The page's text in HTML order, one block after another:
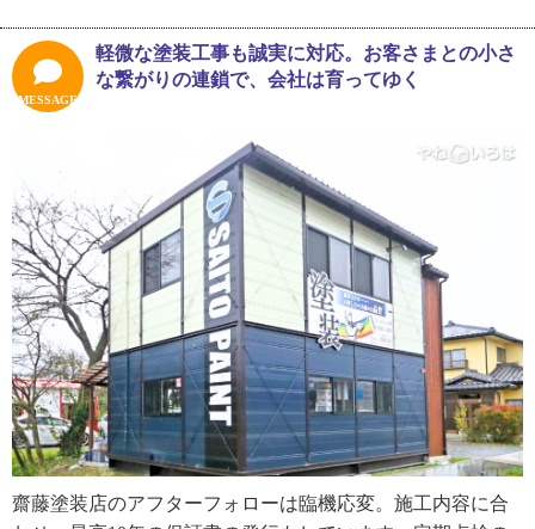
市に支店を構えることも視野に入れています。「宮城県で1
番の塗装店を目指して、これからも技術と信頼を積み重ね
ていきたいです」と力強く語ってくれました。
ないとと思いました」
また、齋藤さんは職人の身なりや現場での行動にも目を光
挨拶、喫煙する場合の配慮など、「常に齋藤塗装店のスタ
ッフである意識を忘れないように」と社員教育をしている
そうです。
「周囲に不快感を与えないよう、汚れた格好に対しては特
に気を付けています。朝と帰り、お客さまに挨拶をする時
はきれいな服装に着替えてから行く、汚れたユニフォーム
でコンビニや飲食店に入らないように指導しています。現
場で仕事以外の無駄話をしないなど、マナーも大事です
ね」
直したいという明確な不具合ではなく、「そろそろ塗装の
MESSAGE
軽微な塗装工事も誠実に対応。お客さまとの小さ
な繋がりの連鎖で、会社は育ってゆく
齋藤塗装店のアフターフォローは臨機応変。施工内容に合